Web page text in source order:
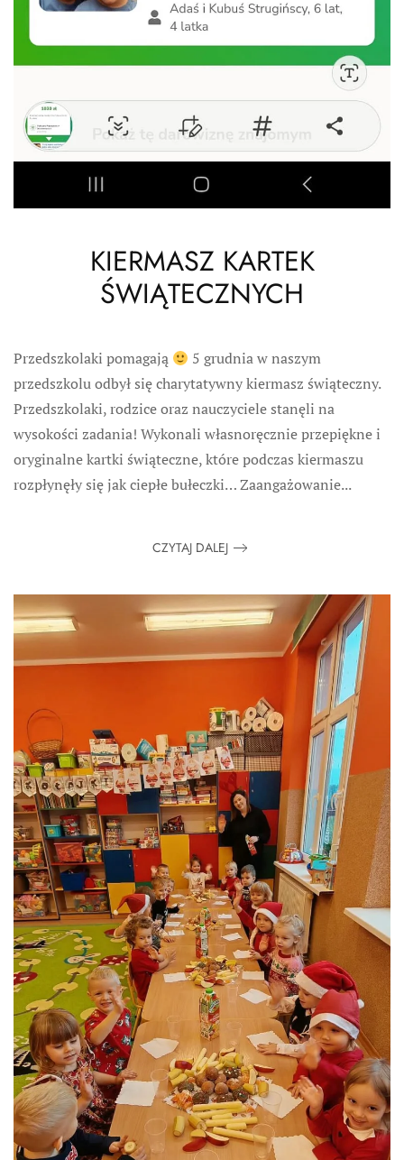
KIERMASZ KARTEK
ŚWIĄTECZNYCH
Przedszkolaki pomagają
5 grudnia w naszym
przedszkolu odbył się charytatywny kiermasz świąteczny.
Przedszkolaki, rodzice oraz nauczyciele stanęli na
wysokości zadania! Wykonali własnoręcznie przepiękne i
oryginalne kartki świąteczne, które podczas kiermaszu
rozpłynęły się jak ciepłe bułeczki… Zaangażowanie...
CZYTAJ DALEJ